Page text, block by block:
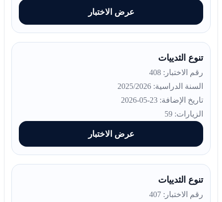
عرض الاختبار
تنوع الثدييات
رقم الاختبار: 408
السنة الدراسية: 2025/2026
تاريخ الإضافة: 23-05-2026
الزيارات: 59
عرض الاختبار
تنوع الثدييات
رقم الاختبار: 407